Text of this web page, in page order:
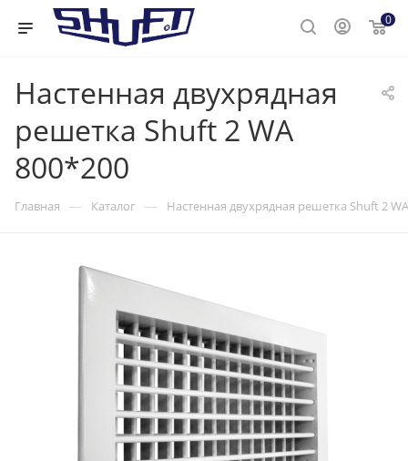
0
Настенная двухрядная
решетка Shuft 2 WA
800*200
Главная — Каталог — Настенная двухрядная решетка Shuft 2